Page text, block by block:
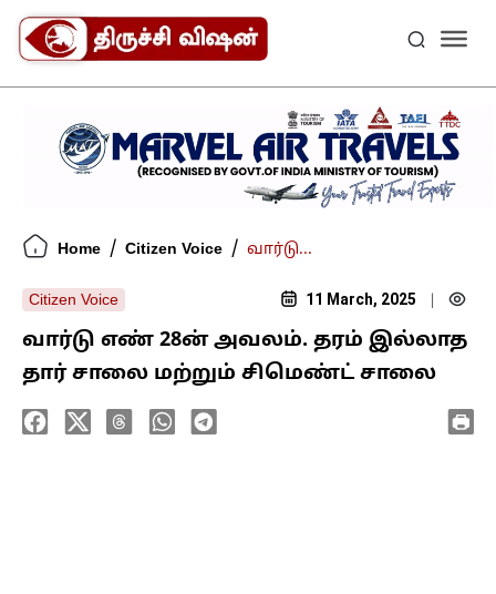
Home / Citizen Voice / வார்டு...
Citizen Voice 11 March, 2025
வார்டு எண் 28ன் அவலம். தரம் இல்லாத
தார் சாலை மற்றும் சிமெண்ட் சாலை